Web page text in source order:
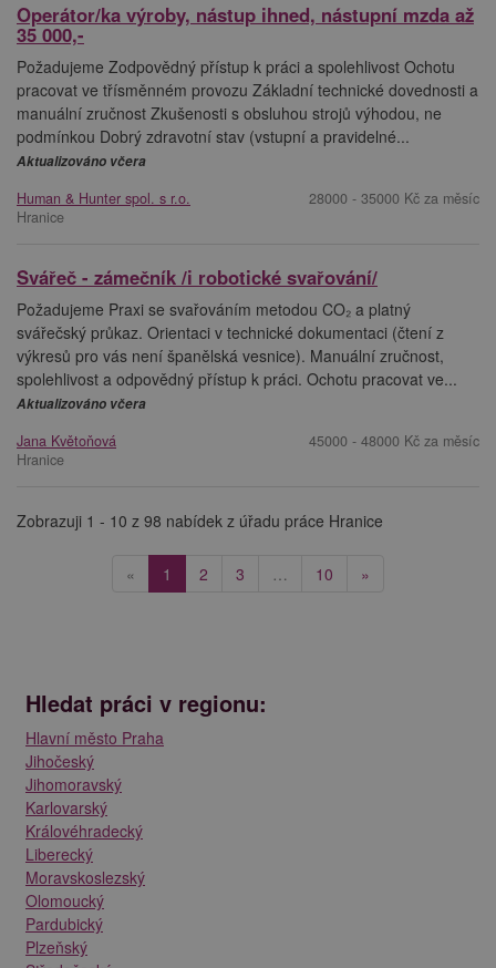
Operátor/ka výroby, nástup ihned, nástupní mzda až
35 000,-
Požadujeme Zodpovědný přístup k práci a spolehlivost Ochotu
pracovat ve třísměnném provozu Základní technické dovednosti a
manuální zručnost Zkušenosti s obsluhou strojů výhodou, ne
podmínkou Dobrý zdravotní stav (vstupní a pravidelné...
Aktualizováno včera
Human & Hunter spol. s r.o.
Hranice
28000 - 35000 Kč za měsíc
Svářeč - zámečník /i robotické svařování/
Požadujeme Praxi se svařováním metodou CO₂ a platný
svářečský průkaz. Orientaci v technické dokumentaci (čtení z
výkresů pro vás není španělská vesnice). Manuální zručnost,
spolehlivost a odpovědný přístup k práci. Ochotu pracovat ve...
Aktualizováno včera
Jana Květoňová
Hranice
45000 - 48000 Kč za měsíc
Zobrazuji 1 - 10 z 98 nabídek z úřadu práce Hranice
« 1 (current)
2 3 … 10 »
Hledat práci v regionu:
Hlavní město Praha
Jihočeský
Jihomoravský
Karlovarský
Královéhradecký
Liberecký
Moravskoslezský
Olomoucký
Pardubický
Plzeňský